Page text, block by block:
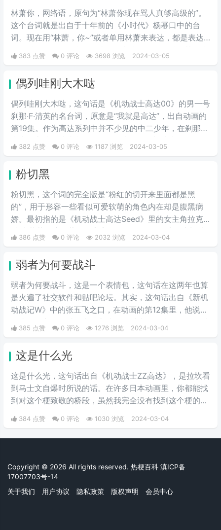
林萧你，网络语，原句为“林萧你现在骂人真够高级的”。
这个台词就是出自于十年前的《小时代》杨幂口中的台
词。现在用“林萧，你~”或者单用林萧来表达，都是表达
的一种阴阳怪气的意思。这三个字表示别人在对于某件事
情评判的时候运用的非常巧妙，就传说中的说话，不带脏
383 点赞 0 评论 3698 浏览 2024-03-05
偶列哇刚大木哒
偶列哇刚大木哒，这句话是《机动战士高达00》的男一号
刹那·F·清英的名台词，原意是“我就是高达”，出自动画的
第19集。作为高达系列中并不少见的中二少年，在刹那的
心中，高达是维护和平的象征，也是他渴望成为的存在。
偶列哇刚大木哒则是这句话的音译。
382 点赞 0 评论 1187 浏览 2024-03-05
粉切黑
粉切黑，这个词的完全版是“粉红的切开来里面都是黑
的”，用于形容一些看似可爱软萌的角色内在却是腹黑病
娇。最初指的是《机动战士高达Seed》里的女主角拉克
丝·克莱茵。这位著名的宇宙歌姬，PLANT星球前议长希
格尔之女有着可爱的外表和成熟的政治手腕。后来从她这
着粉色头发的美少女在可爱的外表下都隐藏着腹黑的本
质。
386 点赞 0 评论 2032 浏览 2024-03-04
弱者为何要战斗
弱者为何要战斗，这是一个表情包，这句话在这两年也算
是火遍了社交软件和贴吧论坛。其实，这句话出自《新机
动战记W》中的张五飞之口，在动画的第12集里，他说出
了这句名言。不过国内的高达粉丝对张五飞这个角色可以
说是感情复杂，作为少有的国人角色，他虽然嫉恶如仇，
385 点赞 0 评论 1276 浏览 2024-03-04
这是什么光
这是什么光，这句话出自《机动战士ZZ高达》，是拉坎看
到马士文自爆时所说的话。在许多日本动画里，你都能找
到对这个梗致敬的桥段，虽然我完全没有找到这个梗的笑
384 点赞 0 评论 1030 浏览 2024-03-04
Copyright © 2026 All rights reserved. 热梗百科 滇ICP备
17007703号-14
关于我们
用户协议 隐私政策 版权声明 会员中心